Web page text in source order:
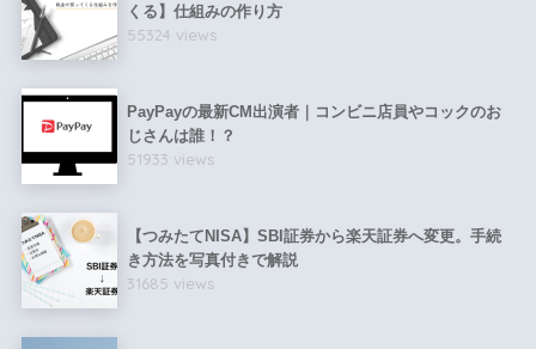
くる】仕組みの作り方
55324 views
PayPayの最新CM出演者｜コンビニ店員やコックのお
じさんは誰！？
51933 views
【つみたてNISA】SBI証券から楽天証券へ変更。手続
き方法を写真付きで解説
31685 views